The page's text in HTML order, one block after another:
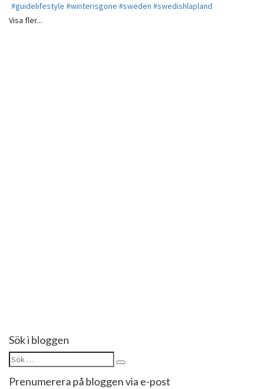
Visa fler...
Sök i bloggen
Sök
efter:
Sök
Prenumerera på bloggen via e-post